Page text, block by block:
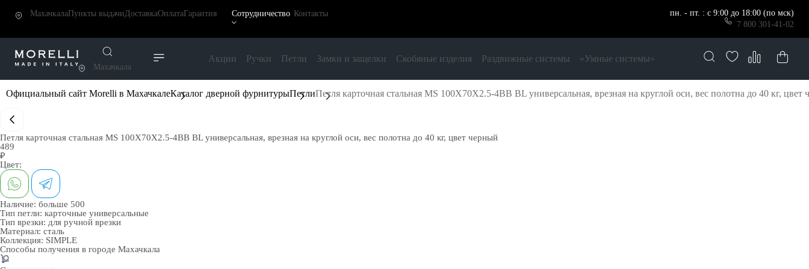
МахачкалаПункты выдачиДоставкаОплатаГарантия Сотрудничество Контакты
пн. - пт. : с 9:00 до 18:00 (по мск)
7 800 301-41-02
Махачкала
Акции Ручки Петли Замки и защелки Скобяные изделия Раздвижные системы «Умные системы»
Официальный сайт Morelli в МахачкалеКаталог дверной фурнитурыПетлиПетля карточная стальная MS 100X70X2.5-4BB BL универсальная, врезная на круглой оси, вес полотна до 40 кг, цвет
Петля карточная стальная MS 100X70X2.5-4BB BL универсальная, врезная на круглой оси, вес полотна до 40 кг, цвет черный
489
₽
Цвет:
Наличие: больше 500
Тип петли: карточные универсальные
Тип врезки: для ручной врезки
Материал: сталь
Коллекция: SIMPLE
Способы получения в городе Махачкала